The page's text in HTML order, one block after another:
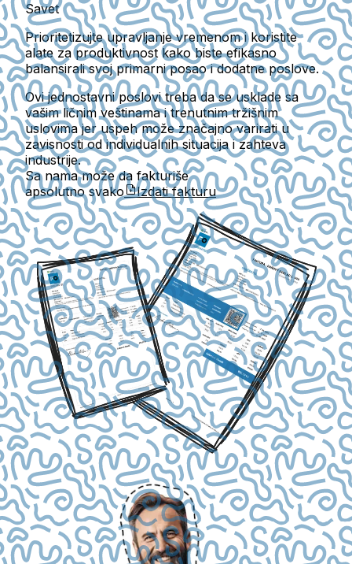
Savet
Prioritetizujte upravljanje vremenom i koristite
alate za produktivnost kako biste efikasno
balansirali svoj primarni posao i dodatne poslove.
Ovi jednostavni poslovi treba da se usklade sa
vašim ličnim veštinama i trenutnim tržišnim
uslovima jer uspeh može značajno varirati u
zavisnosti od individualnih situacija i zahteva
industrije.
Sa nama može da fakturiše
apsolutno svako
Izdati fakturu